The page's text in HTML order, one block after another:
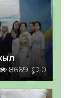
8669 0